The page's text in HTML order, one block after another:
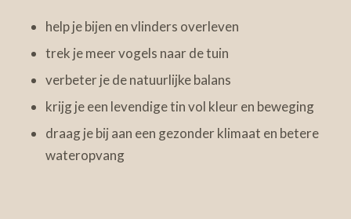
help je bijen en vlinders overleven
trek je meer vogels naar de tuin
verbeter je de natuurlijke balans
krijg je een levendige tin vol kleur en beweging
draag je bij aan een gezonder klimaat en betere
wateropvang